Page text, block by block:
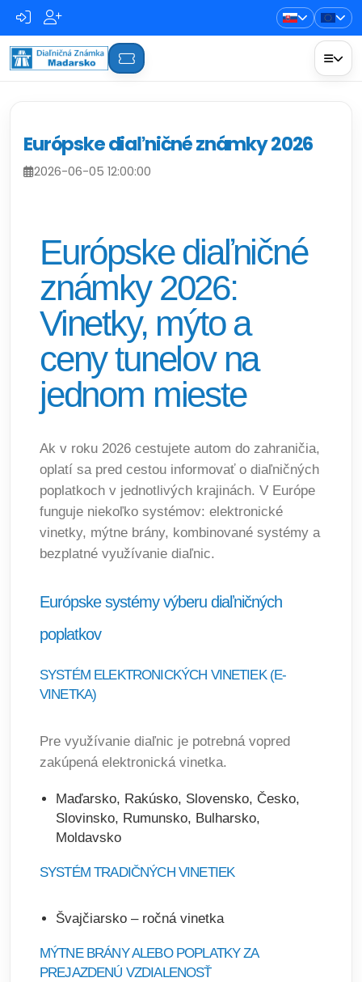
Európske diaľničné známky 2026
2026-06-05 12:00:00
Európske diaľničné
známky 2026:
Vinetky, mýto a
ceny tunelov na
jednom mieste
Ak v roku 2026 cestujete autom do zahraničia,
oplatí sa pred cestou informovať o diaľničných
poplatkoch v jednotlivých krajinách. V Európe
funguje niekoľko systémov: elektronické
vinetky, mýtne brány, kombinované systémy a
bezplatné využívanie diaľnic.
Európske systémy výberu diaľničných
poplatkov
SYSTÉM ELEKTRONICKÝCH VINETIEK (E-
VINETKA)
Pre využívanie diaľnic je potrebná vopred
zakúpená elektronická vinetka.
Maďarsko, Rakúsko, Slovensko, Česko,
Slovinsko, Rumunsko, Bulharsko,
Moldavsko
SYSTÉM TRADIČNÝCH VINETIEK
Švajčiarsko – ročná vinetka
MÝTNE BRÁNY ALEBO POPLATKY ZA
PREJAZDENÚ VZDIALENOSŤ